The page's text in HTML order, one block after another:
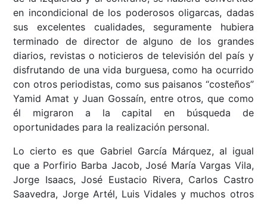
en incondicional de los poderosos oligarcas, dadas
sus excelentes cualidades, seguramente hubiera
terminado de director de alguno de los grandes
diarios, revistas o noticieros de televisión del país y
disfrutando de una vida burguesa, como ha ocurrido
con otros periodistas, como sus paisanos “costeños”
Yamid Amat y Juan Gossaín, entre otros, que como
él migraron a la capital en búsqueda de
oportunidades para la realización personal.
Lo cierto es que Gabriel García Márquez, al igual
que a Porfirio Barba Jacob, José María Vargas Vila,
Jorge Isaacs, José Eustacio Rivera, Carlos Castro
Saavedra, Jorge Artél, Luis Vidales y muchos otros